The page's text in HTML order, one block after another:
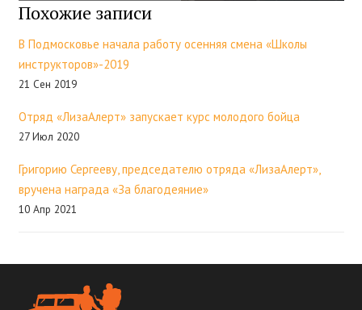
Похожие записи
В Подмосковье начала работу осенняя смена «Школы
инструкторов»-2019
21 Сен 2019
Отряд «ЛизаАлерт» запускает курс молодого бойца
27 Июл 2020
Григорию Сергееву, председателю отряда «ЛизаАлерт»,
вручена награда «За благодеяние»
10 Апр 2021